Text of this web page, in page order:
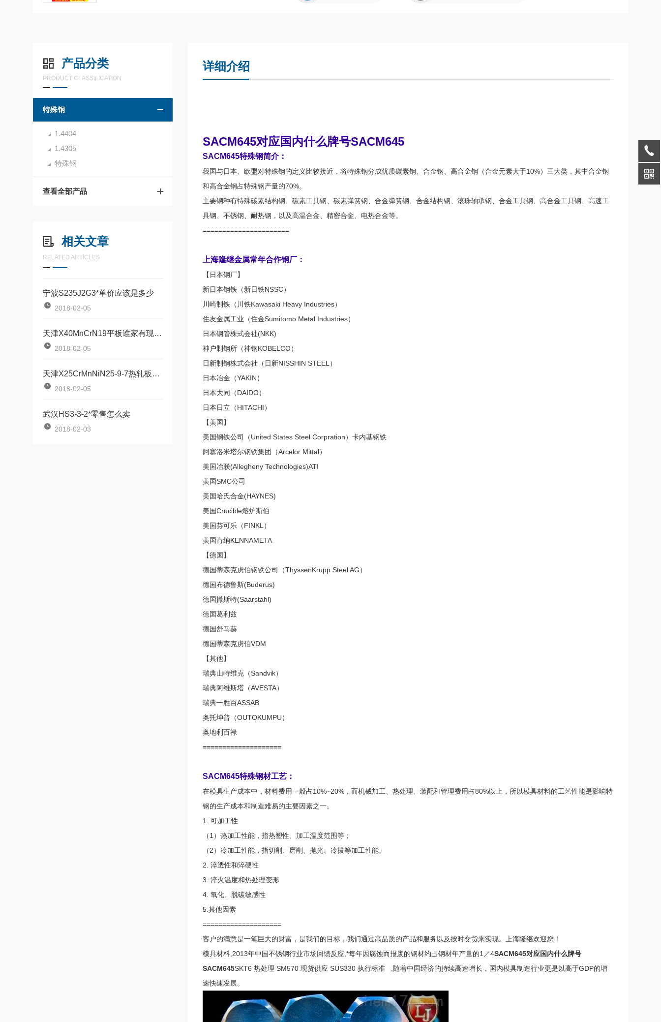
产品分类
PRODUCT CLASSIFICATION
特殊钢
1.4404
1.4305
特殊钢
查看全部产品
相关文章
RELATED ARTICLES
宁波S235J2G3*单价应该是多少
2018-02-05
天津X40MnCrN19平板谁家有现货销售
2018-02-05
天津X25CrMnNiN25-9-7热轧板国内内又叫啥材料↑
2018-02-05
武汉HS3-3-2*零售怎么卖
2018-02-03
详细介绍
SACM645对应国内什么牌号SACM645
SACM645特殊钢简介：
我国与日本、欧盟对特殊钢的定义比较接近，将特殊钢分成优质碳素钢、合金钢、高合金钢（合金元素大于10%）三大类，其中合金钢
和高合金钢占特殊钢产量的70%。
主要钢种有特殊碳素结构钢、碳素工具钢、碳素弹簧钢、合金弹簧钢、合金结构钢、滚珠轴承钢、合金工具钢、高合金工具钢、高速工
具钢、不锈钢、耐热钢，以及高温合金、精密合金、电热合金等。
======================
上海隆继金属常年合作钢厂：
【日本钢厂】
新日本钢铁（新日铁NSSC）
川崎制铁（川铁Kawasaki Heavy Industries）
住友金属工业（住金Sumitomo Metal Industries）
日本钢管株式会社(NKK)
神户制钢所（神钢KOBELCO）
日新制钢株式会社（日新NISSHIN STEEL）
日本冶金（YAKIN）
日本大同（DAIDO）
日本日立（HITACHI）
【美国】
美国钢铁公司（United States Steel Corpration）卡内基钢铁
阿塞洛米塔尔钢铁集团（Arcelor Mittal）
美国冶联(Allegheny Technologies)ATI
美国SMC公司
美国哈氏合金(HAYNES)
美国Crucible熔炉斯伯
美国芬可乐（FINKL）
美国肯纳KENNAMETA
【德国】
德国蒂森克虏伯钢铁公司（ThyssenKrupp Steel AG）
德国布德鲁斯(Buderus)
德国撒斯特(Saarstahl)
德国葛利兹
德国舒马赫
德国蒂森克虏伯VDM
【其他】
瑞典山特维克（Sandvik）
瑞典阿维斯塔（AVESTA）
瑞典一胜百ASSAB
奥托坤普（OUTOKUMPU）
奥地利百禄
====================
SACM645特殊钢材工艺：
在模具生产成本中，材料费用一般占10%~20%，而机械加工、热处理、装配和管理费用占80%以上，所以模具材料的工艺性能是影响特
钢的生产成本和制造难易的主要因素之一。
1. 可加工性
（1）热加工性能，指热塑性、加工温度范围等；
（2）冷加工性能，指切削、磨削、抛光、冷拔等加工性能。
2. 淬透性和淬硬性
3. 淬火温度和热处理变形
4. 氧化、脱碳敏感性
5.其他因素
====================
客户的满意是一笔巨大的财富，是我们的目标，我们通过高品质的产品和服务以及按时交货来实现。上海隆继欢迎您！
模具材料,2013年中国不锈钢行业市场回馈反应,*每年因腐蚀而报废的钢材约占钢材年产量的1／4SACM645对应国内什么牌号
SACM645SKT6 热处理 SM570 现货供应 SUS330 执行标准
,随着中国经济的持续高速增长，国内模具制造行业更是以高于GDP的增
速快速发展。